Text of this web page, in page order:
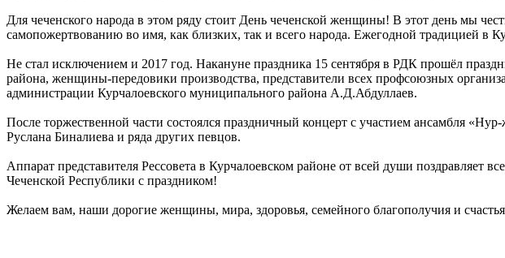
Для чеченского народа в этом ряду стоит День чеченской женщины! В этот день мы
самопожертвованию во имя, как близких, так и всего народа. Ежегодной традицией в
Не стал исключением и 2017 год. Накануне праздника 15 сентября в РДК прошёл
района, женщины-передовики производства, представители всех профсоюзных
администрации Курчалоевского муниципального района А.Д.Абдуллаев.
После торжественной части состоялся праздничный концерт с участием ансамбля
Руслана Биналиева и ряда других певцов.
Аппарат представителя Рессовета в Курчалоевском районе от всей души поздравляет
Чеченской Республики с праздником!
Желаем вам, наши дорогие женщины, мира, здоровья, семейного благополучия и